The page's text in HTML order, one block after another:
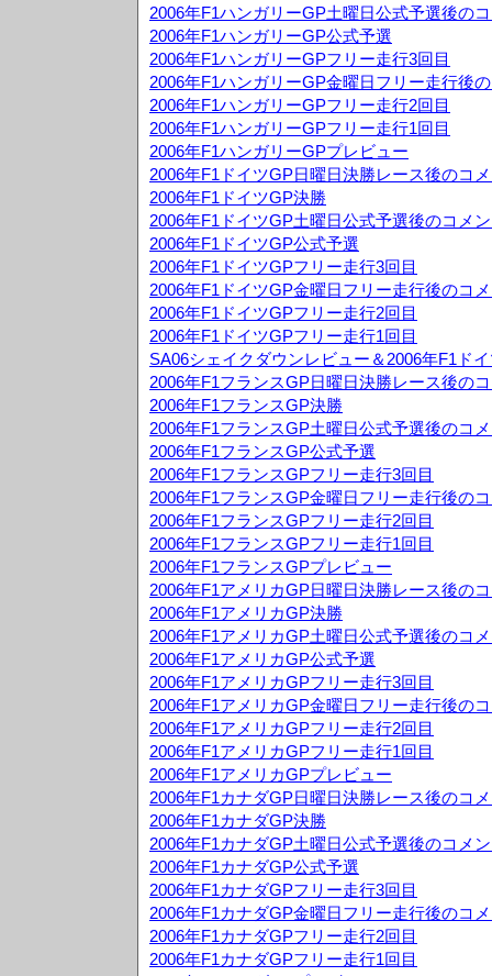
2006年F1ハンガリーGP土曜日公式予選後の
2006年F1ハンガリーGP公式予選
2006年F1ハンガリーGPフリー走行3回目
2006年F1ハンガリーGP金曜日フリー走行後
2006年F1ハンガリーGPフリー走行2回目
2006年F1ハンガリーGPフリー走行1回目
2006年F1ハンガリーGPプレビュー
2006年F1ドイツGP日曜日決勝レース後のコ
2006年F1ドイツGP決勝
2006年F1ドイツGP土曜日公式予選後のコメ
2006年F1ドイツGP公式予選
2006年F1ドイツGPフリー走行3回目
2006年F1ドイツGP金曜日フリー走行後のコ
2006年F1ドイツGPフリー走行2回目
2006年F1ドイツGPフリー走行1回目
SA06シェイクダウンレビュー＆2006年F1ド
2006年F1フランスGP日曜日決勝レース後の
2006年F1フランスGP決勝
2006年F1フランスGP土曜日公式予選後のコ
2006年F1フランスGP公式予選
2006年F1フランスGPフリー走行3回目
2006年F1フランスGP金曜日フリー走行後の
2006年F1フランスGPフリー走行2回目
2006年F1フランスGPフリー走行1回目
2006年F1フランスGPプレビュー
2006年F1アメリカGP日曜日決勝レース後の
2006年F1アメリカGP決勝
2006年F1アメリカGP土曜日公式予選後のコ
2006年F1アメリカGP公式予選
2006年F1アメリカGPフリー走行3回目
2006年F1アメリカGP金曜日フリー走行後の
2006年F1アメリカGPフリー走行2回目
2006年F1アメリカGPフリー走行1回目
2006年F1アメリカGPプレビュー
2006年F1カナダGP日曜日決勝レース後のコ
2006年F1カナダGP決勝
2006年F1カナダGP土曜日公式予選後のコメ
2006年F1カナダGP公式予選
2006年F1カナダGPフリー走行3回目
2006年F1カナダGP金曜日フリー走行後のコ
2006年F1カナダGPフリー走行2回目
2006年F1カナダGPフリー走行1回目